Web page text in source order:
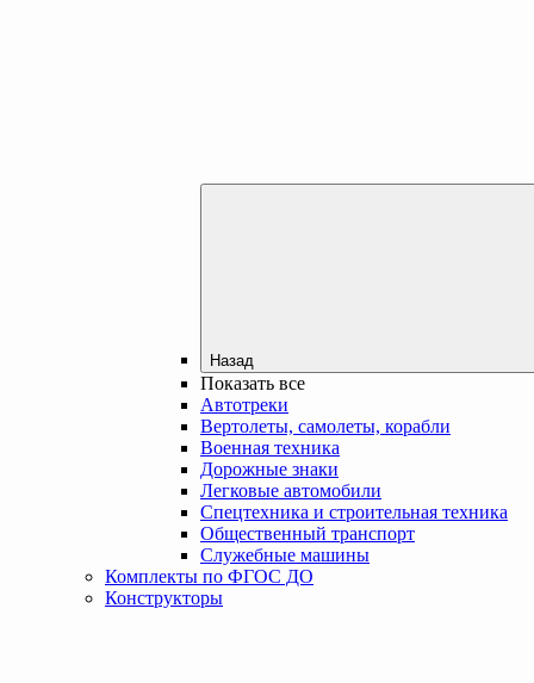
Назад
Показать все
Автотреки
Вертолеты, самолеты, корабли
Военная техника
Дорожные знаки
Легковые автомобили
Спецтехника и строительная техника
Общественный транспорт
Служебные машины
Комплекты по ФГОС ДО
Конструкторы